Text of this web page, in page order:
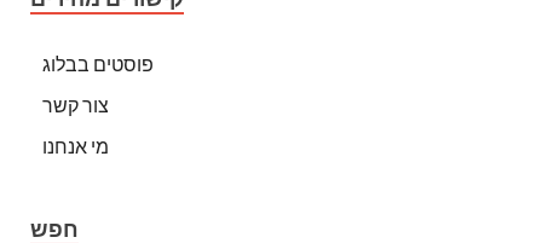
פוסטים בבלוג
צור קשר
מי אנחנו
חפש